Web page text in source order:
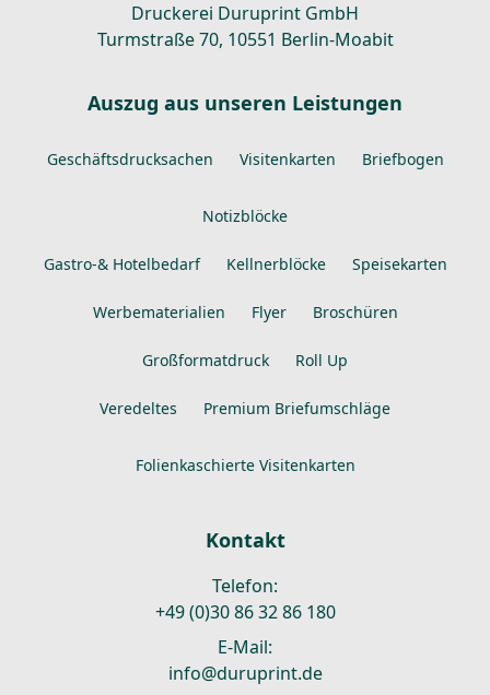
Druckerei Duruprint GmbH
Turmstraße 70, 10551 Berlin-Moabit
Auszug aus unseren Leistungen
Geschäftsdrucksachen Visitenkarten Briefbogen
Notizblöcke
Gastro-& Hotelbedarf Kellnerblöcke Speisekarten
Werbematerialien Flyer Broschüren
Großformatdruck Roll Up
Veredeltes Premium Briefumschläge
Folienkaschierte Visitenkarten
Kontakt
Telefon:
+49 (0)30 86 32 86 180
E-Mail:
info@duruprint.de